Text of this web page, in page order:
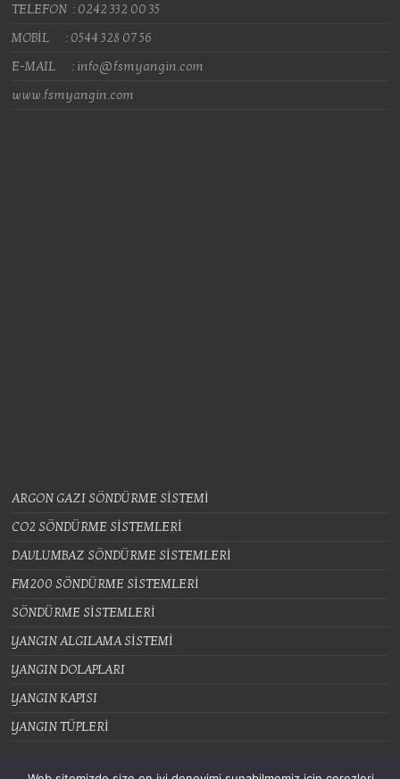
TELEFON : 0242 332 00 35
MOBİL : 0544 328 07 56
E-MAIL : info@fsmyangin.com
www.fsmyangin.com
ARGON GAZI SÖNDÜRME SİSTEMİ
CO2 SÖNDÜRME SİSTEMLERİ
DAVLUMBAZ SÖNDÜRME SİSTEMLERİ
FM200 SÖNDÜRME SİSTEMLERİ
SÖNDÜRME SİSTEMLERİ
YANGIN ALGILAMA SİSTEMİ
YANGIN DOLAPLARI
YANGIN KAPISI
YANGIN TÜPLERİ